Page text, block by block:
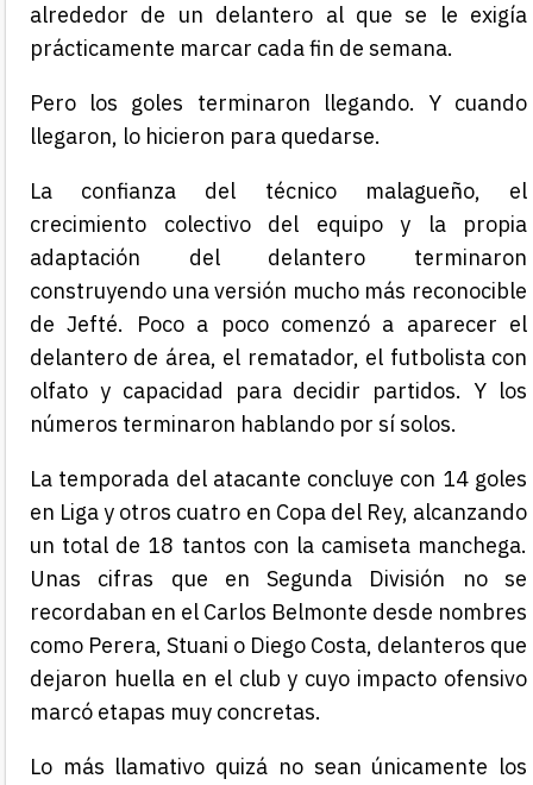
alrededor de un delantero al que se le exigía
prácticamente marcar cada fin de semana.
Pero los goles terminaron llegando. Y cuando
llegaron, lo hicieron para quedarse.
La confianza del técnico malagueño, el
crecimiento colectivo del equipo y la propia
adaptación del delantero terminaron
construyendo una versión mucho más reconocible
de Jefté. Poco a poco comenzó a aparecer el
delantero de área, el rematador, el futbolista con
olfato y capacidad para decidir partidos. Y los
números terminaron hablando por sí solos.
La temporada del atacante concluye con 14 goles
en Liga y otros cuatro en Copa del Rey, alcanzando
un total de 18 tantos con la camiseta manchega.
Unas cifras que en Segunda División no se
recordaban en el Carlos Belmonte desde nombres
como Perera, Stuani o Diego Costa, delanteros que
dejaron huella en el club y cuyo impacto ofensivo
marcó etapas muy concretas.
Lo más llamativo quizá no sean únicamente los